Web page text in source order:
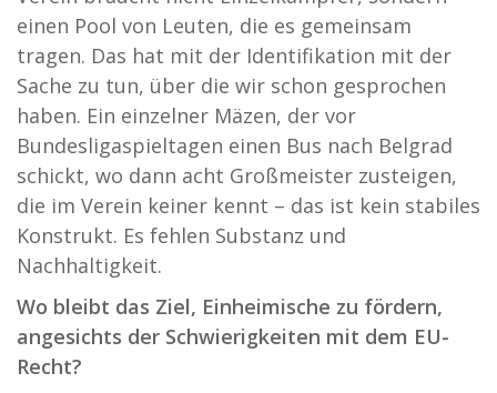
einen Pool von Leuten, die es gemeinsam
tragen. Das hat mit der Identifikation mit der
Sache zu tun, über die wir schon gesprochen
haben. Ein einzelner Mäzen, der vor
Bundesligaspieltagen einen Bus nach Belgrad
schickt, wo dann acht Großmeister zusteigen,
die im Verein keiner kennt – das ist kein stabiles
Konstrukt. Es fehlen Substanz und
Nachhaltigkeit.
Wo bleibt das Ziel, Einheimische zu fördern,
angesichts der Schwierigkeiten mit dem EU-
Recht?